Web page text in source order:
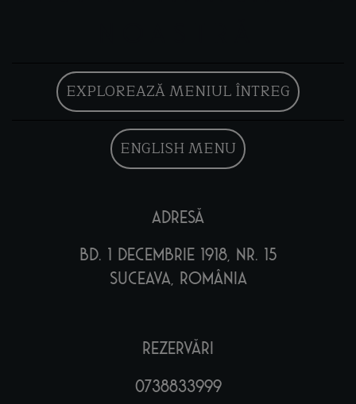
EXPLOREAZĂ MENIUL ÎNTREG
ENGLISH MENU
adresă
bd. 1 Decembrie 1918, nr. 15
Suceava, România
Rezervări
0738833999